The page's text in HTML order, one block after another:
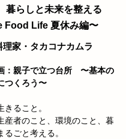
暮らしと未来を整える
Food Life 夏休み編〜
理家・タカコナカムラ
：親子で立つ台所　〜基本の
つくろう〜
ること。
産者のこと、環境のこと、暮
るごと考える。